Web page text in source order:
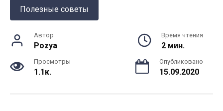
Полезные советы
Автор
Pozya
Время чтения
2 мин.
Просмотры
1.1к.
Опубликовано
15.09.2020